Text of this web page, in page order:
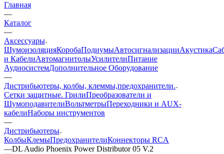
Главная
—
Каталог
—
Аксессуары
ШумоизоляцияКоробаПодиумыАвтосигнализацииАкустика
и КабелиАвтомагнитолыУсилителиПитание
АудиосистемДополнительное Оборудование
—
Дистрибьютеры, колбы, клеммы,предохранители.
Сетки защитные. ГрилиПреобразователи и
ШумоподавителиВольтметрыПереходники и AUX-
кабелиНаборы инструментов
—
Дистрибьютеры
КолбыКлемыПредохранителиКоннекторы RCA
—DL Audio Phoenix Power Distributor 05 V.2